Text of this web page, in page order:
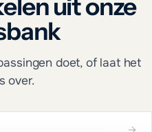
uit onze
doet, of laat het
over.